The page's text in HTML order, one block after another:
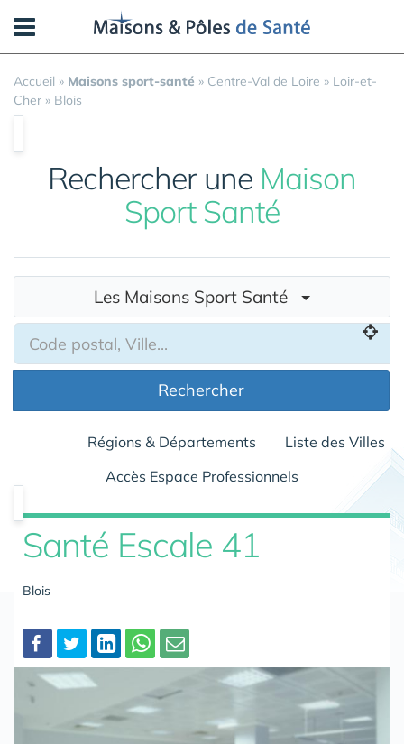
Accueil » Maisons sport-santé » Centre-Val de Loire » Loir-et-
Cher » Blois
Rechercher une Maison
Sport Santé
Les Maisons Sport Santé
Rechercher
Régions & Départements
Liste des Villes
Accès Espace Professionnels
Santé Escale 41
Blois
Partager
Panneau de gestion des cookies